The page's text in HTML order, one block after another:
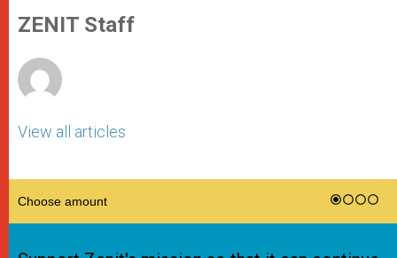
p
p
g
e
o
k
ZENIT Staff
View all articles